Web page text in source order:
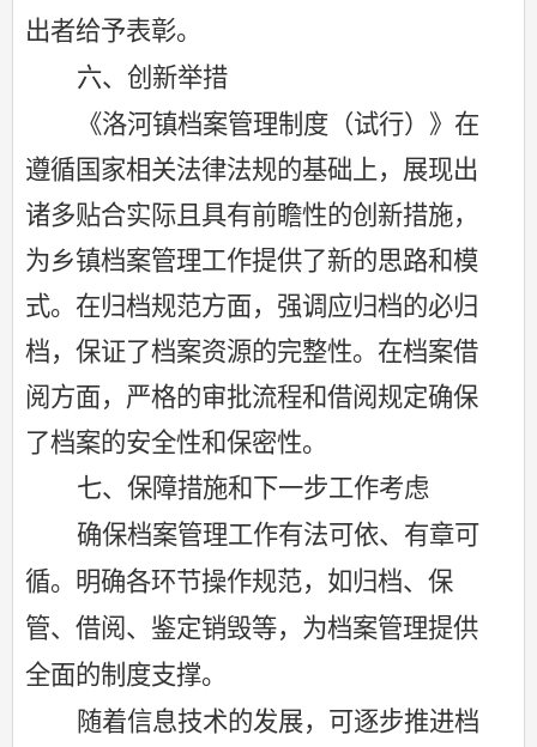
出者给予表彰。
六、创新举措
《洛河镇档案管理制度（试行）》在
遵循国家相关法律法规的基础上，展现出
诸多贴合实际且具有前瞻性的创新措施，
为乡镇档案管理工作提供了新的思路和模
式。在归档规范方面，强调应归档的必归
档，保证了档案资源的完整性。 在档案借
阅方面，严格的审批流程和借阅规定确保
了档案的安全性和保密性。
七、保障措施和下一步工作考虑
确保档案管理工作有法可依、有章可
循。明确各环节操作规范，如归档、保
管、借阅、鉴定销毁等，为档案管理提供
全面的制度支撑。
随着信息技术的发展，可逐步推进档